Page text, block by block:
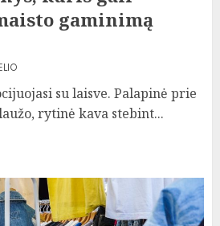
gaminimą
su laisve. Palapinė prie
rytinė kava stebint...